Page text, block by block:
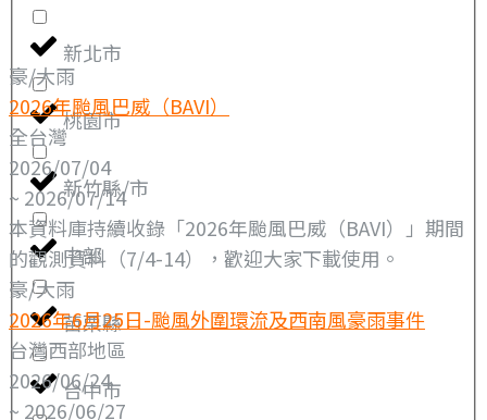
新北市
桃園市
新竹縣/市
中部
苗栗縣
台中市
豪/大雨
2026年颱風巴威（BAVI）
全台灣
2026/07/04
~ 2026/07/14
本資料庫持續收錄「2026年颱風巴威（BAVI）」期間
的觀測資料（7/4-14），歡迎大家下載使用。
豪/大雨
2026年6月25日-颱風外圍環流及西南風豪雨事件
台灣西部地區
2026/06/24
~ 2026/06/27